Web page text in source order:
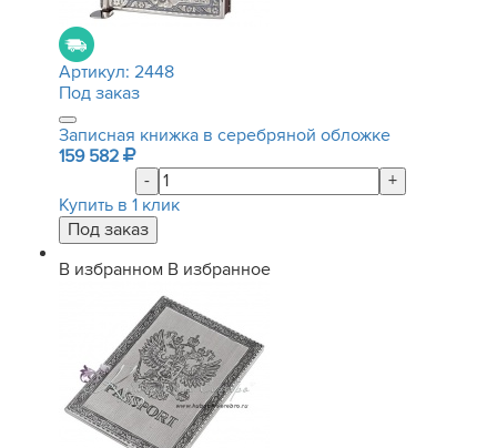
Артикул: 2448
Под заказ
Записная книжка в серебряной обложке
159 582
-
+
Купить в 1 клик
В избранном В избранное